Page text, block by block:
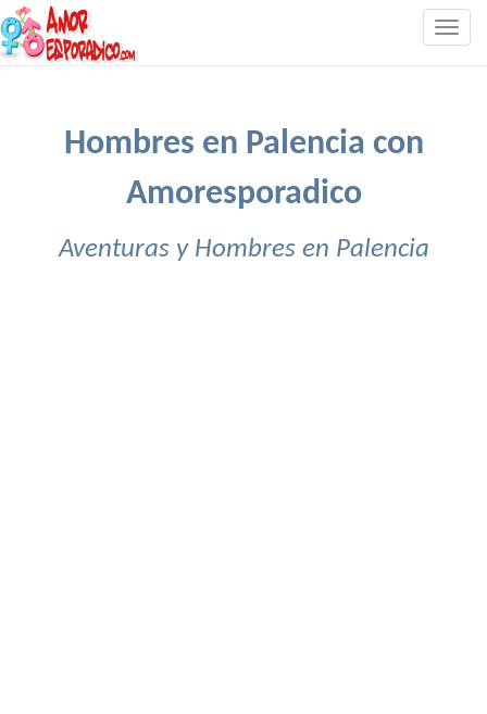
Hombres en Palencia con
Amoresporadico
Aventuras y Hombres en Palencia